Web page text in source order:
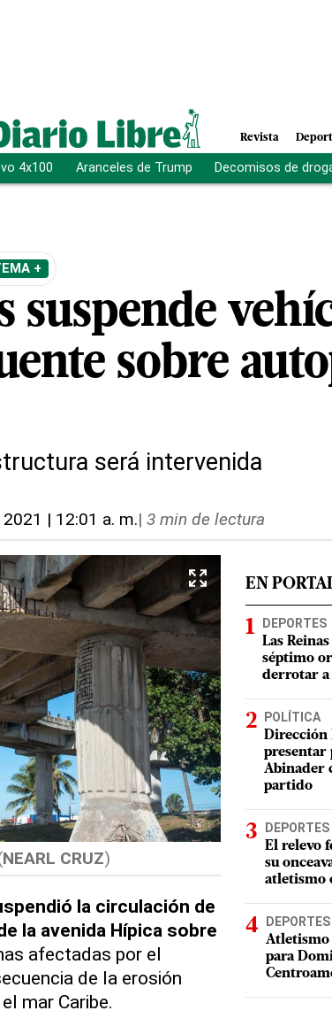
Revista
4x100 Aranceles de Trump Decomisos de
+
suspende
sobre
será intervenida
2021 | 12:01 a. m.| 3 min de lectura
NEARL CRUZ)
la circulación de
la avenida Hípica sobre
afectadas por el
de la erosión
mar Caribe.
EN
DEPORTES
Las
séptimo
derrotar a
POLÍTICA
Dirección
presentar
Abinader
partido
DEPORTES
El relevo
su
atletismo
DEPORTES
Atletismo
para